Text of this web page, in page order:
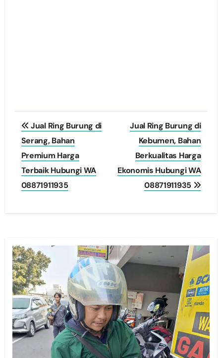
Post
navigation
Jual Ring Burung di
Serang, Bahan
Premium Harga
Terbaik Hubungi WA
08871911935
Jual Ring Burung di
Kebumen, Bahan
Berkualitas Harga
Ekonomis Hubungi WA
08871911935